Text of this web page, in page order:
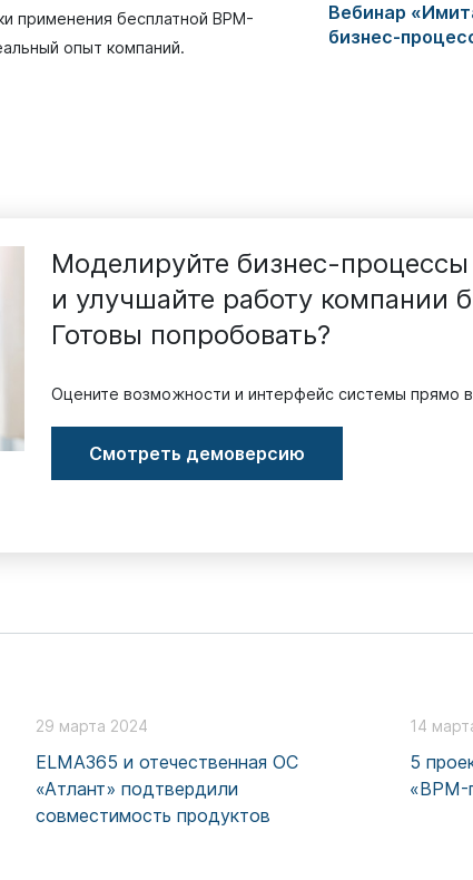
применения бесплатной BPM-
опыт компаний.
Вебинар
бизнес-
Моделируйте бизнес-процессы
и улучшайте работу компании
Готовы попробовать?
Оцените возможности и интерфейс системы прямо
Смотреть демоверсию
29 марта 2024
ELMA365 и отечественная ОС
«Атлант» подтвердили
совместимость продуктов
14
5
«BPM-